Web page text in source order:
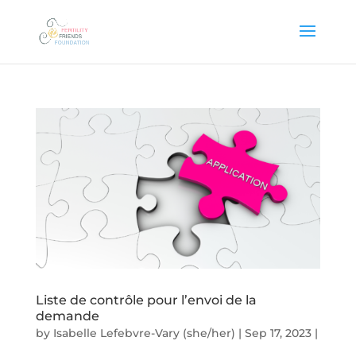
Liste de contrôle pour l’envoi de la
demande
by Isabelle Lefebvre-Vary (she/her) | Sep 17, 2023|